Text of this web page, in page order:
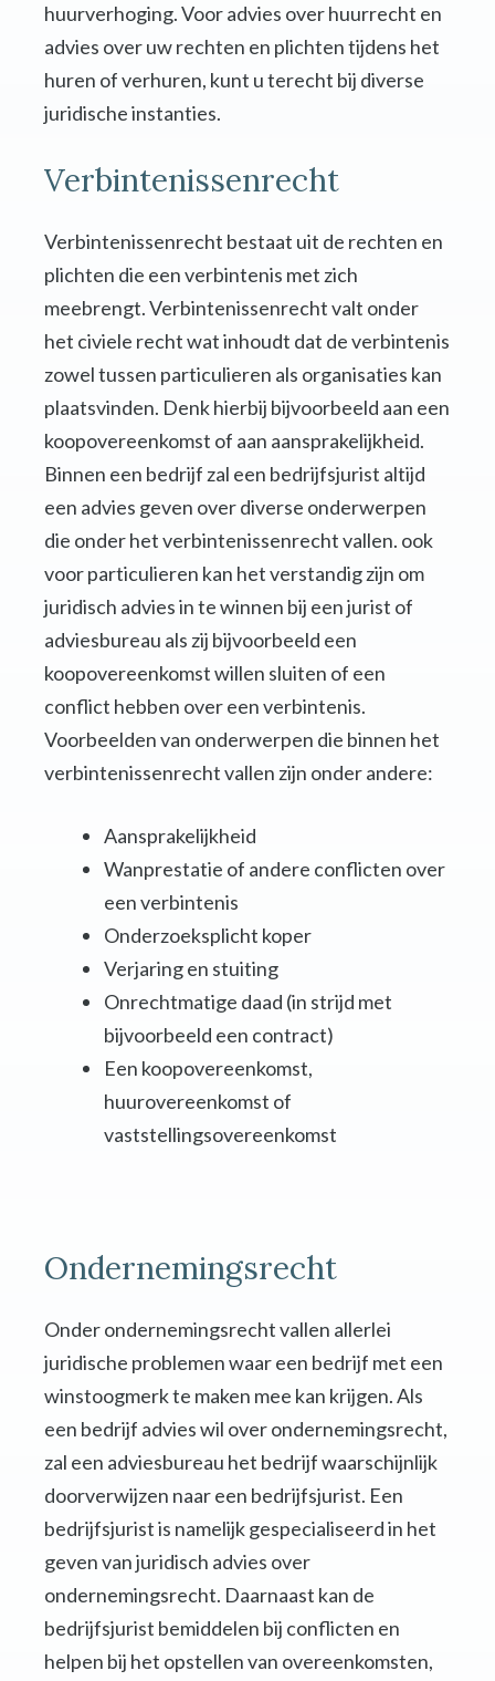
huurverhoging. Voor advies over huurrecht en
advies over uw rechten en plichten tijdens het
huren of verhuren, kunt u terecht bij diverse
juridische instanties.
Verbintenissenrecht
Verbintenissenrecht bestaat uit de rechten en
plichten die een verbintenis met zich
meebrengt. Verbintenissenrecht valt onder
het civiele recht wat inhoudt dat de verbintenis
zowel tussen particulieren als organisaties kan
plaatsvinden. Denk hierbij bijvoorbeeld aan een
koopovereenkomst of aan aansprakelijkheid.
Binnen een bedrijf zal een bedrijfsjurist altijd
een advies geven over diverse onderwerpen
die onder het verbintenissenrecht vallen. ook
voor particulieren kan het verstandig zijn om
juridisch advies in te winnen bij een jurist of
adviesbureau als zij bijvoorbeeld een
koopovereenkomst willen sluiten of een
conflict hebben over een verbintenis.
Voorbeelden van onderwerpen die binnen het
verbintenissenrecht vallen zijn onder andere:
Aansprakelijkheid
Wanprestatie of andere conflicten over
een verbintenis
Onderzoeksplicht koper
Verjaring en stuiting
Onrechtmatige daad (in strijd met
bijvoorbeeld een contract)
Een koopovereenkomst,
huurovereenkomst of
vaststellingsovereenkomst
Ondernemingsrecht
Onder ondernemingsrecht vallen allerlei
juridische problemen waar een bedrijf met een
winstoogmerk te maken mee kan krijgen. Als
een bedrijf advies wil over ondernemingsrecht,
zal een adviesbureau het bedrijf waarschijnlijk
doorverwijzen naar een bedrijfsjurist. Een
bedrijfsjurist is namelijk gespecialiseerd in het
geven van juridisch advies over
ondernemingsrecht. Daarnaast kan de
bedrijfsjurist bemiddelen bij conflicten en
helpen bij het opstellen van overeenkomsten,